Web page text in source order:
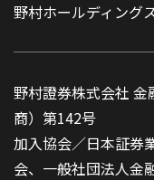
野村ホールディング
野村證券株式会社
商）第142号
加入協会／日本証券
会、一般社団法人金